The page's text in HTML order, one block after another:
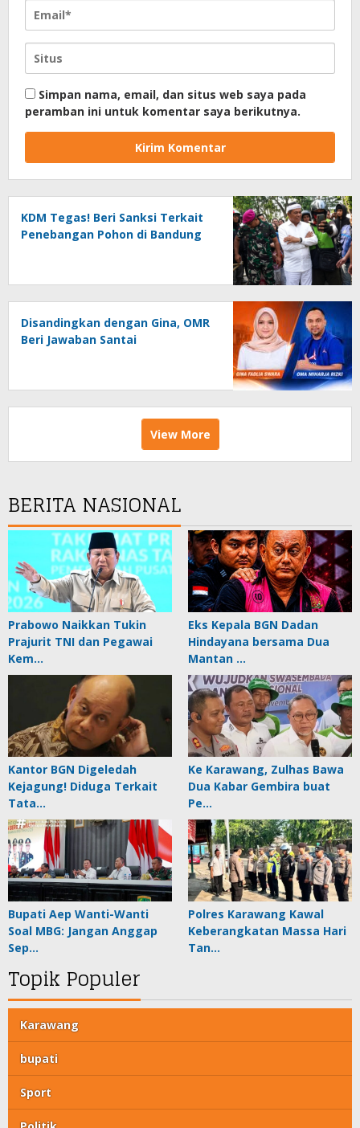
Simpan nama, email, dan situs web saya pada
peramban ini untuk komentar saya berikutnya.
KDM Tegas! Beri Sanksi Terkait
Penebangan Pohon di Bandung
Disandingkan dengan Gina, OMR
Beri Jawaban Santai
View More
BERITA NASIONAL
Prabowo Naikkan Tukin
Prajurit TNI dan Pegawai
Kem…
Eks Kepala BGN Dadan
Hindayana bersama Dua
Mantan …
Kantor BGN Digeledah
Kejagung! Diduga Terkait
Tata…
Ke Karawang, Zulhas Bawa
Dua Kabar Gembira buat
Pe…
Bupati Aep Wanti-Wanti
Soal MBG: Jangan Anggap
Sep…
Polres Karawang Kawal
Keberangkatan Massa Hari
Tan…
Topik Populer
Karawang
bupati
Sport